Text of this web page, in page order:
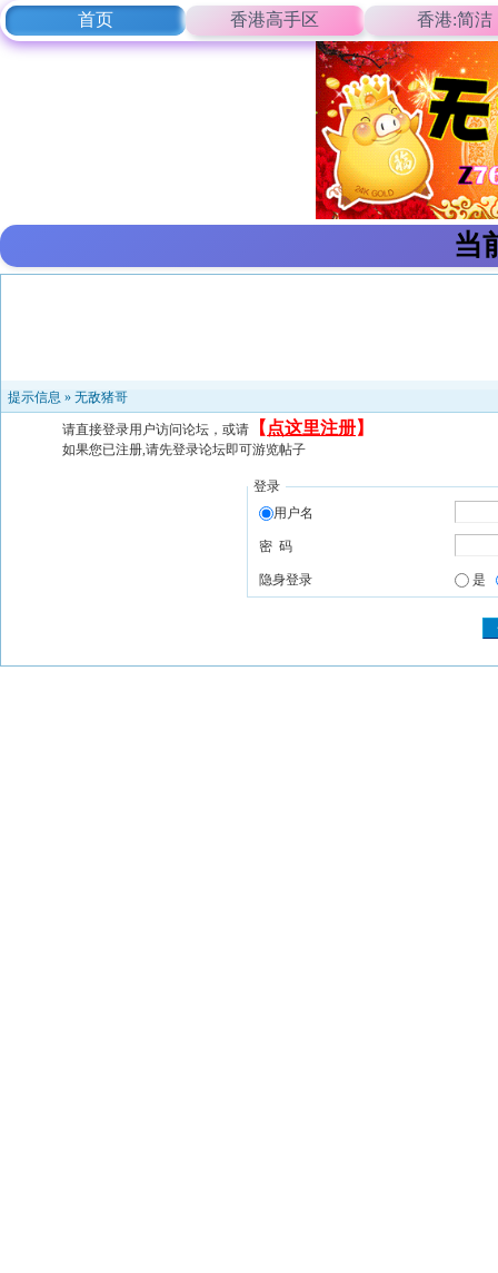
首页 香港高手区 香港:简洁
当
提示信息 » 无敌猪哥
请直接登录用户访问论坛，或请 【 点这里注册】
如果您已注册,请先登录论坛即可游览帖子
登录
用户名
密 码
隐身登录 是